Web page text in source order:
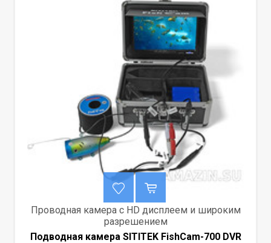
Проводная камера с HD дисплеем и широким
разрешением
Подводная камера SITITEK FishCam-700 DVR